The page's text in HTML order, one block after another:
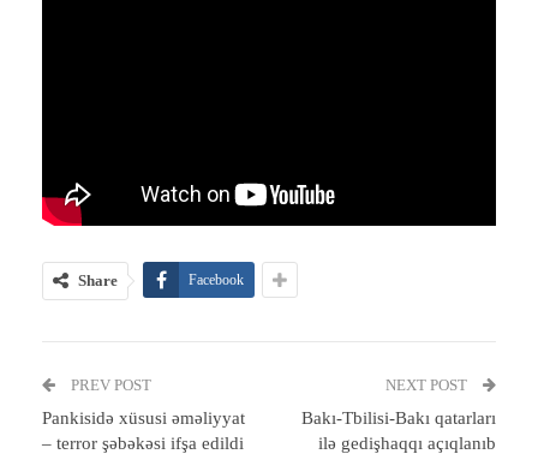
Share Facebook
PREV POST
Pankisidə xüsusi əməliyyat
– terror şəbəkəsi ifşa edildi
NEXT POST
Bakı-Tbilisi-Bakı qatarları
ilə gedişhaqqı açıqlanıb